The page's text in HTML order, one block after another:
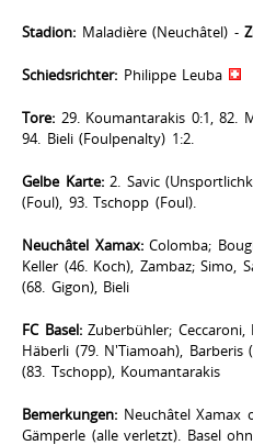
Stadion: Maladière (Neuchâtel) -
Schiedsrichter: Philippe Leuba
Tore: 29. Koumantarakis 0:1, 82.
94. Bieli (Foulpenalty) 1:2.
Gelbe Karte:2. Savic
(Foul), 93. Tschopp (Foul).
Neuchâtel Xamax:Colomba;
Keller (46. Koch), Zambaz; Simo,
(68. Gigon), Bieli
FC Basel:Zuberbühler; Ceccaroni,
Häberli (79. N'Tiamoah), Barberis
(83. Tschopp), Koumantarakis
Bemerkungen: Neuchâtel Xamax
Gämperle (alle verletzt). Basel